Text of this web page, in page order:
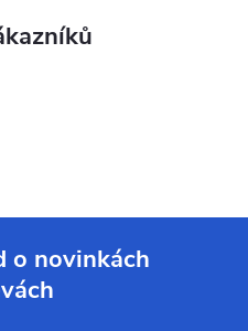
o novinkách